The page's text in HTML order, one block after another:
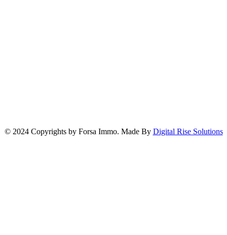
© 2024 Copyrights by Forsa Immo. Made By Digital Rise Solutions